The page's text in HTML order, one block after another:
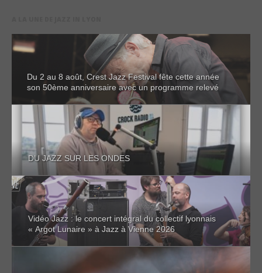
Du 2 au 8 août, Crest Jazz Festival fête cette année
son 50ème anniversaire avec un programme relevé
DU JAZZ SUR LES ONDES
Vidéo Jazz : le concert intégral du collectif lyonnais
« Argot Lunaire » à Jazz à Vienne 2026